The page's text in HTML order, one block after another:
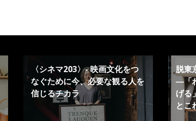
〈シネマ203〉- 映画文化をつ
なぐために今、必要な観る人を
信じるチカラ
脱東
―「
げる
とこ